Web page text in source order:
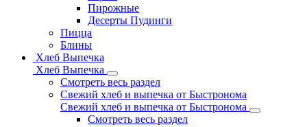
Пирожные
Десерты Пудинги
Пицца
Блины
Хлеб Выпечка
Хлеб Выпечка
Смотреть весь раздел
Свежий хлеб и выпечка от Быстронома
Свежий хлеб и выпечка от Быстронома
Смотреть весь раздел